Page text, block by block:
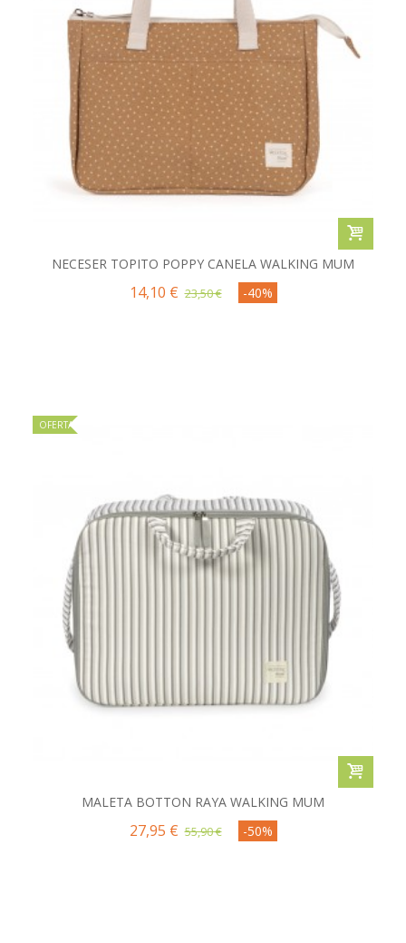
NECESER TOPITO POPPY CANELA WALKING MUM
14,10 € 23,50 € -40%
OFERTA
MALETA BOTTON RAYA WALKING MUM
27,95 € 55,90 € -50%